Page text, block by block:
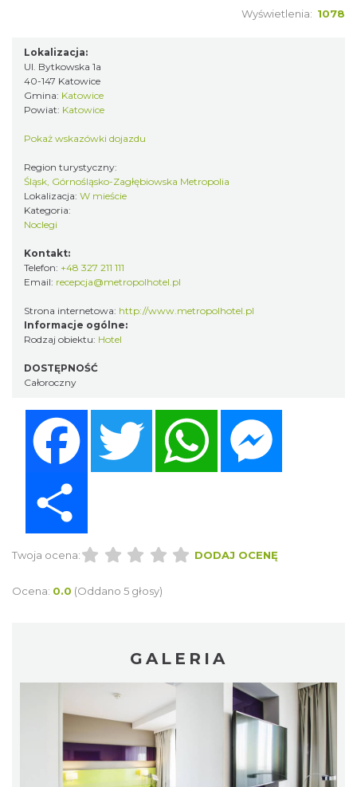
Wyświetlenia: 1078
Lokalizacja:
Ul. Bytkowska 1a
40-147 Katowice
Gmina: Katowice
Powiat: Katowice
Pokaż wskazówki dojazdu
Region turystyczny:
Śląsk, Górnośląsko-Zagłębiowska Metropolia
Lokalizacja: W mieście
Kategoria:
Noclegi
Kontakt:
Telefon: +48 327 211 111
Email: recepcja@metropolhotel.pl
Strona internetowa: http://www.metropolhotel.pl
Informacje ogólne:
Rodzaj obiektu: Hotel
DOSTĘPNOŚĆ
Całoroczny
Twitter WhatsApp
Twoja ocena: DODAJ OCENĘ
Ocena: 0.0 (Oddano 5 głosy)
GALERIA